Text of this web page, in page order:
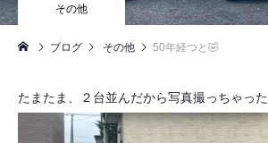
その他
ブログ その他 50年経つと🤣
たまたま、２台並んだから写真撮っちゃった